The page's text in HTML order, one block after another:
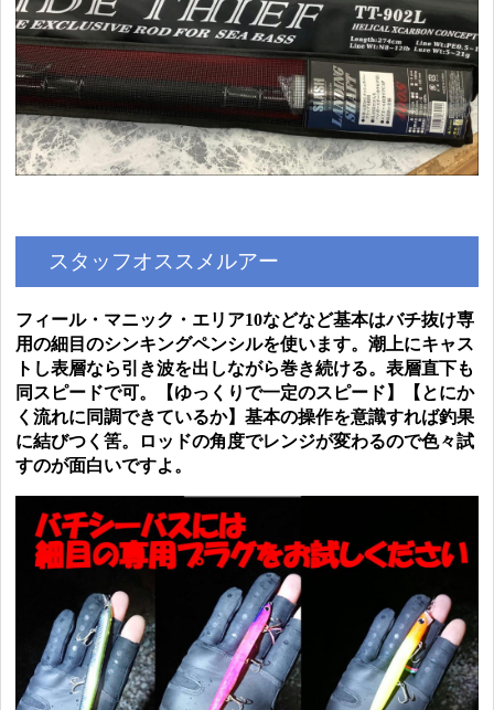
スタッフオススメルアー
フィール・マニック・エリア10などなど基本はバチ抜け専
用の細目のシンキングペンシルを使います。潮上にキャス
トし表層なら引き波を出しながら巻き続ける。表層直下も
同スピードで可。【ゆっくりで一定のスピード】【とにか
く流れに同調できているか】基本の操作を意識すれば釣果
に結びつく筈。ロッドの角度でレンジが変わるので色々試
すのが面白いですよ。